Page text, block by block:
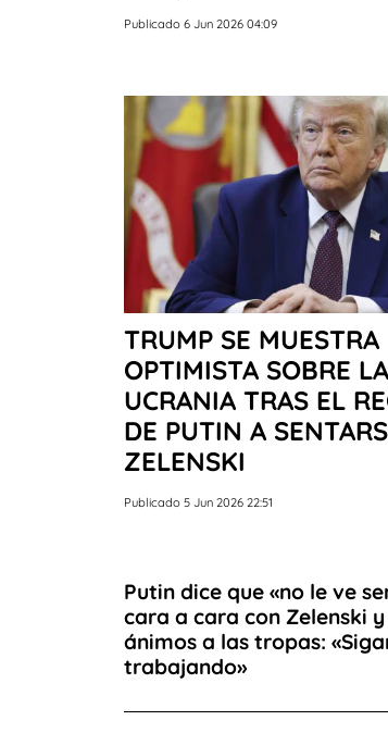
Publicado 6 Jun 2026 04:09
TRUMP SE MUESTRA
OPTIMISTA SOBRE
UCRANIA TRAS EL
DE PUTIN A
ZELENSKI
Publicado 5 Jun 2026 22:51
Putin dice que «no le ve
cara a cara con Zelenski
ánimos a las tropas:
trabajando»